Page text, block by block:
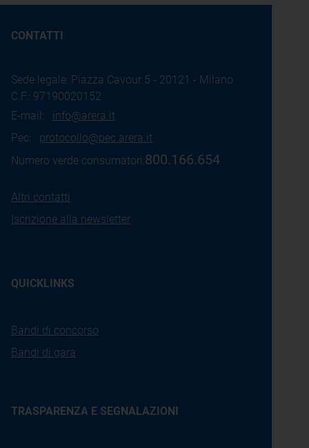
CONTATTI
Sede legale: Piazza Cavour 5 - 20121 - Milano
C.F.: 97190020152
E-mail: info@arera.it
Pec: protocollo@pec.arera.it
Numero verde consumatori:800.166.654
Altri contatti
Iscrizione alla newsletter
QUICKLINKS
Bandi di concorso
Bandi di gara
TRASPARENZA E SEGNALAZIONI